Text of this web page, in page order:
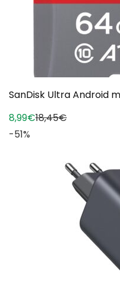
SanDisk Ultra Android
8,99€18,45€
-51%